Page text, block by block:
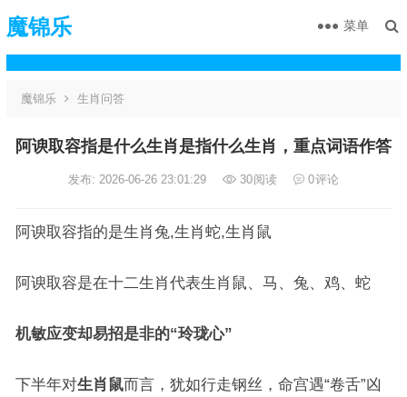
魔锦乐 菜单
魔锦乐 生肖问答
阿谀取容指是什么生肖是指什么生肖，重点词语作答
发布: 2026-06-26 23:01:29 30阅读 0评论
阿谀取容指的是生肖兔,生肖蛇,生肖鼠
阿谀取容是在十二生肖代表生肖鼠、马、兔、鸡、蛇
机敏应变却易招是非的“玲珑心”
下半年对生肖鼠而言，犹如行走钢丝，命宫遇“卷舌”凶